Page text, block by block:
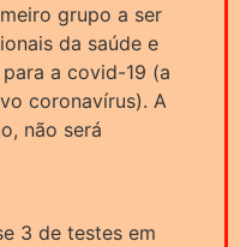
grupo a ser
da saúde e
a covid-19 (a
coronavírus). A
não será
3 de testes em